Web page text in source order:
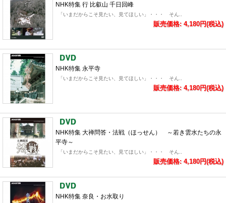
NHK特集 行 比叡山 千日回峰
「いまだからこそ見たい、見てほしい」・・・ そん..
販売価格: 4,180円(税込)
NHK特集 永平寺
「いまだからこそ見たい、見てほしい」・・・ そん..
販売価格: 4,180円(税込)
NHK特集 大禅問答・法戦（ほっせん） ～若き雲水たちの永
平寺～
「いまだからこそ見たい、見てほしい」・・・ そん..
販売価格: 4,180円(税込)
NHK特集 奈良・お水取り